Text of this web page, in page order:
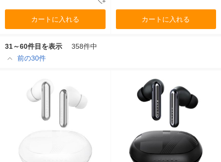
カートに入れる カートに入れる
31～60件目を表示
358件中
前の30件